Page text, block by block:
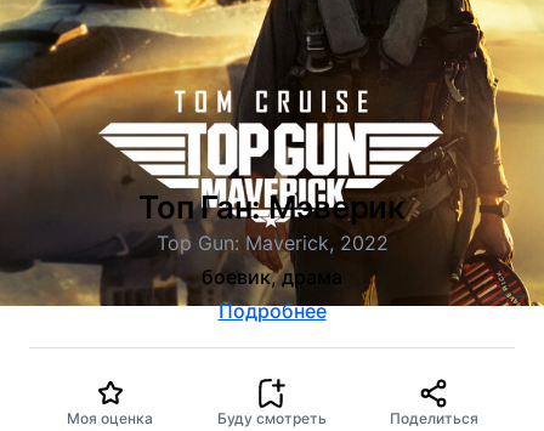
Топ Ган: Мэверик
Top Gun: Maverick, 2022
боевик, драма
Подробнее
Моя оценка Буду смотреть Поделиться